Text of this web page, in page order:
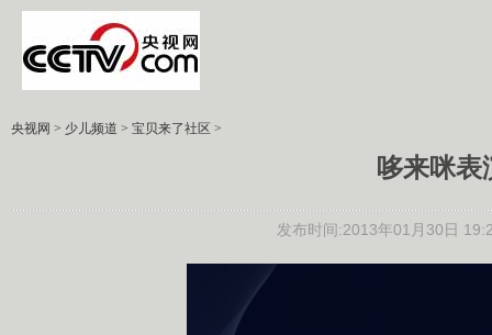
央视网 > 少儿频道 > 宝贝来了社区 >
哆来咪表
发布时间:2013年01月30日